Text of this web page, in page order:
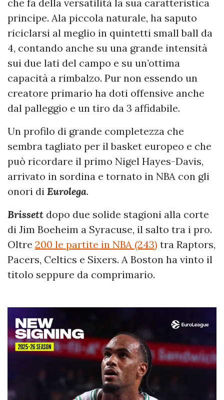
che fa della versatilità la sua caratteristica
principe. Ala piccola naturale, ha saputo
riciclarsi al meglio in quintetti small ball da
4, contando anche su una grande intensità
sui due lati del campo e su un’ottima
capacità a rimbalzo. Pur non essendo un
creatore primario ha doti offensive anche
dal palleggio e un tiro da 3 affidabile.
Un profilo di grande completezza che
sembra tagliato per il basket europeo e che
può ricordare il primo Nigel Hayes-Davis,
arrivato in sordina e tornato in NBA con gli
onori di Eurolega.
Brissett dopo due solide stagioni alla corte
di Jim Boeheim a Syracuse, il salto tra i pro.
Oltre 200 le partite in NBA (243) tra Raptors,
Pacers, Celtics e Sixers. A Boston ha vinto il
titolo seppure da comprimario.